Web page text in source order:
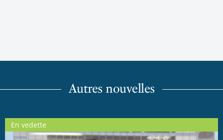
Autres nouvelles
En vedette